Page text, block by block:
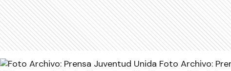
Foto Archivo: